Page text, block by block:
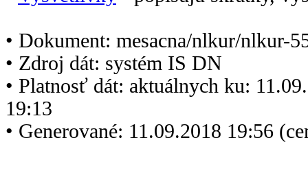
• Dokument: mesacna/nlkur/nlkur-
• Zdroj dát: systém IS DN
• Platnosť dát: aktuálnych ku:
19:13
• Generované: 11.09.2018 19:56